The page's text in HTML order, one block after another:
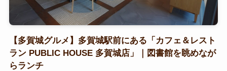
【多賀城グルメ】多賀城駅前にある「カフェ＆レスト
ラン PUBLIC HOUSE 多賀城店」｜図書館を眺めなが
らランチ